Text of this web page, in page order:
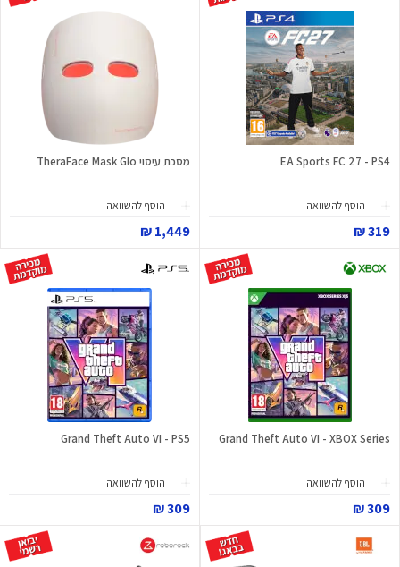
EA Sports FC 27 - PS4
הוסף להשוואה
319 ₪
מסכת עיסוי TheraFace Mask Glo
הוסף להשוואה
1,449 ₪
Grand Theft Auto VI - XBOX Series
הוסף להשוואה
309 ₪
Grand Theft Auto VI - PS5
הוסף להשוואה
309 ₪